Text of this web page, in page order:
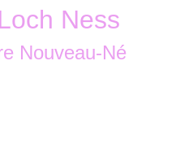
Ness
Nouveau-Né